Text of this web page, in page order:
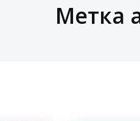
Метка